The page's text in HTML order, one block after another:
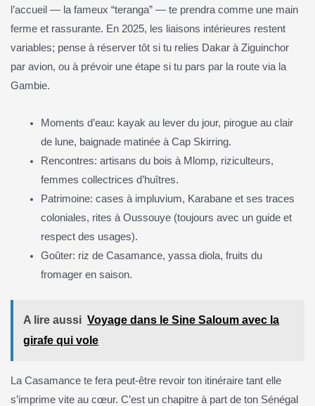
l’accueil — la fameux “teranga” — te prendra comme une main
ferme et rassurante. En 2025, les liaisons intérieures restent
variables; pense à réserver tôt si tu relies Dakar à Ziguinchor
par avion, ou à prévoir une étape si tu pars par la route via la
Gambie.
Moments d’eau: kayak au lever du jour, pirogue au clair
de lune, baignade matinée à Cap Skirring.
Rencontres: artisans du bois à Mlomp, riziculteurs,
femmes collectrices d’huîtres.
Patrimoine: cases à impluvium, Karabane et ses traces
coloniales, rites à Oussouye (toujours avec un guide et
respect des usages).
Goûter: riz de Casamance, yassa diola, fruits du
fromager en saison.
A lire aussi Voyage dans le Sine Saloum avec la
girafe qui vole
La Casamance te fera peut‑être revoir ton itinéraire tant elle
s’imprime vite au cœur. C’est un chapitre à part de ton Sénégal